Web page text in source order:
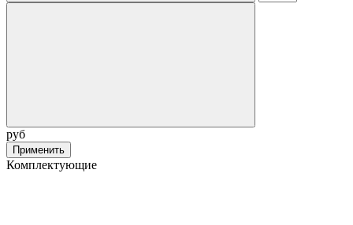
руб
Применить
Комплектующие